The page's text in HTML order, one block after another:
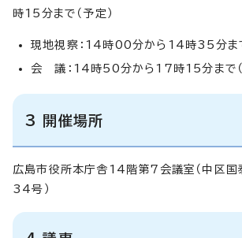
時15分まで（予定）
現地視察：14時00分から14時35分まで
会 議：14時50分から17時15分まで（
3 開催場所
広島市役所本庁舎14階第7会議室（中区
34号）